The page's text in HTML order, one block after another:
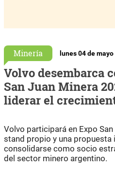
Minería lunes 04 de
Volvo desembarca
San Juan Minera
liderar el
Volvo participará en Expo
stand propio y una propuesta
consolidarse como socio
del sector minero argentino.